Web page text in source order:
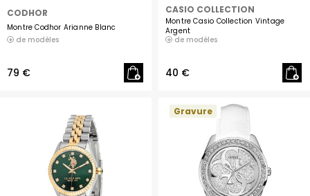
CODHOR
Montre Codhor Arianne Blanc
de modèles
79 €
CASIO COLLECTION
Montre Casio Collection Vintage
Argent
de modèles
40 €
Gravure